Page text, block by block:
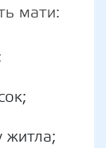
мати:
житла;